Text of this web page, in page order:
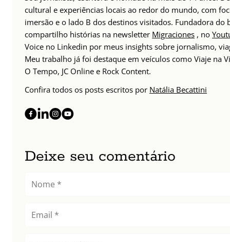
cultural e experiências locais ao redor do mundo, com
imersão e o lado B dos destinos visitados. Fundadora
compartilho histórias na newsletter Migraciones , no
Voice no Linkedin por meus insights sobre jornalismo,
Meu trabalho já foi destaque em veículos como Viaje na
O Tempo, JC Online e Rock Content.
Confira todos os posts escritos por Natália Becattini
Deixe seu comentário